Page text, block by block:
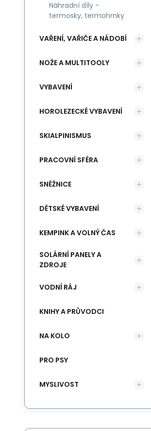
Náhradní díly -
termosky, termohrnky
VAŘENÍ, VAŘIČE A NÁDOBÍ
NOŽE A MULTITOOLY
VYBAVENÍ
HOROLEZECKÉ VYBAVENÍ
SKIALPINISMUS
PRACOVNÍ SFÉRA
SNĚŽNICE
DĚTSKÉ VYBAVENÍ
KEMPINK A VOLNÝ ČAS
SOLÁRNÍ PANELY A
ZDROJE
VODNÍ RÁJ
KNIHY A PRŮVODCI
NA KOLO
PRO PSY
MYSLIVOST